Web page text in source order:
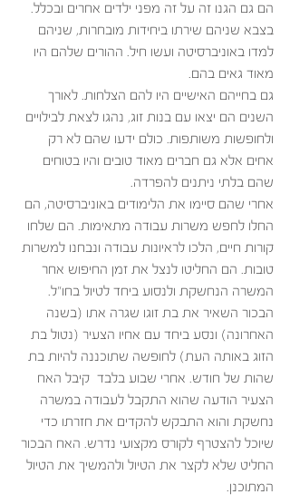
הם גם הגנו זה על זה מפני ילדים אחרים ובכלל.
בצבא שניהם שירתו ביחידות מובחרות, שניהם
למדו באוניברסיטה ועשו חיל. ההורים שלהם היו
מאוד גאים בהם.
גם בחייהם האישיים היו להם הצלחות. לאורך
השנים הם יצאו עם בנות זוג, נהגו לצאת לבילויים
ולחופשות משותפות. כולם ידעו שהם לא רק
אחים אלא גם חברים מאוד טובים והיו בטוחים
שהם בלתי ניתנים להפרדה.
אחרי שהם סיימו את הלימודים באוניברסיטה, הם
החלו לחפש משרות עבודה מתאימות. הם שלחו
קורות חיים, הלכו לראיונות עבודה ונבחנו למשרות
טובות. הם החליטו לנצל את זמן החיפוש אחר
המשרה הנחשקת ולנסוע ביחד לטיול בחו"ל.
הבכור השאיר את בת זוגו שגרה אתו (בשנה
האחרונה) ונסע ביחד עם אחיו הצעיר (נטול בת
הזוג באותה העת) לחופשה שתוכננה להיות בת
שהות של חודש. אחרי שבוע בלבד  קיבל האח
הצעיר הודעה שהוא התקבל לעבודה במשרה
נחשקת והוא התבקש להקדים את חזרתו כדי
שיוכל להצטרף לקורס מקצועי נדרש. האח הבכור
החליט שלא לקצר את הטיול ולהמשיך את הטיול
המתוכנן.